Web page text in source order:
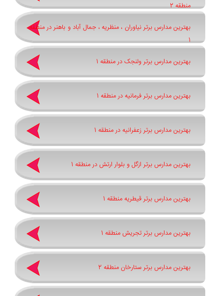
منطقه 2
بهترین مدارس برتر نیاوران ، منظریه ، جمال آباد و باهنر در منطقه
1
بهترین مدارس برتر ولنجک در منطقه 1
بهترین مدارس برتر فرمانیه در منطقه 1
بهترین مدارس برتر زعفرانیه در منطقه 1
بهترین مدارس برتر ازگل و بلوار ارتش در منطقه 1
بهترین مدارس برتر قیطریه منطقه 1
بهترین مدارس برتر تجریش منطقه 1
بهترین مدارس برتر ستارخان منطقه 2